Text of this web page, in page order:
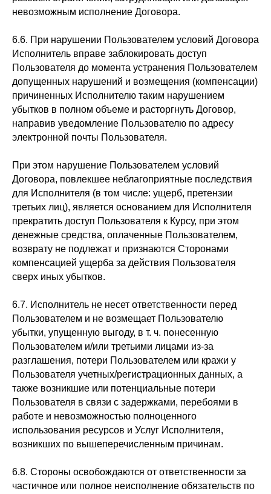
невозможным исполнение Договора.
6.6. При нарушении Пользователем условий Договора
Исполнитель вправе заблокировать доступ
Пользователя до момента устранения Пользователем
допущенных нарушений и возмещения (компенсации)
причиненных Исполнителю таким нарушением
убытков в полном объеме и расторгнуть Договор,
направив уведомление Пользователю по адресу
электронной почты Пользователя.
При этом нарушение Пользователем условий
Договора, повлекшее неблагоприятные последствия
для Исполнителя (в том числе: ущерб, претензии
третьих лиц), является основанием для Исполнителя
прекратить доступ Пользователя к Курсу, при этом
денежные средства, оплаченные Пользователем,
возврату не подлежат и признаются Сторонами
компенсацией ущерба за действия Пользователя
сверх иных убытков.
6.7. Исполнитель не несет ответственности перед
Пользователем и не возмещает Пользователю
убытки, упущенную выгоду, в т. ч. понесенную
Пользователем и/или третьими лицами из-за
разглашения, потери Пользователем или кражи у
Пользователя учетных/регистрационных данных, а
также возникшие или потенциальные потери
Пользователя в связи с задержками, перебоями в
работе и невозможностью полноценного
использования ресурсов и Услуг Исполнителя,
возникших по вышеперечисленным причинам.
6.8. Стороны освобождаются от ответственности за
частичное или полное неисполнение обязательств по